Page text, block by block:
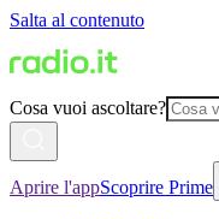
Salta al contenuto
Cosa vuoi ascoltare?
Aprire l'appScoprire Prime